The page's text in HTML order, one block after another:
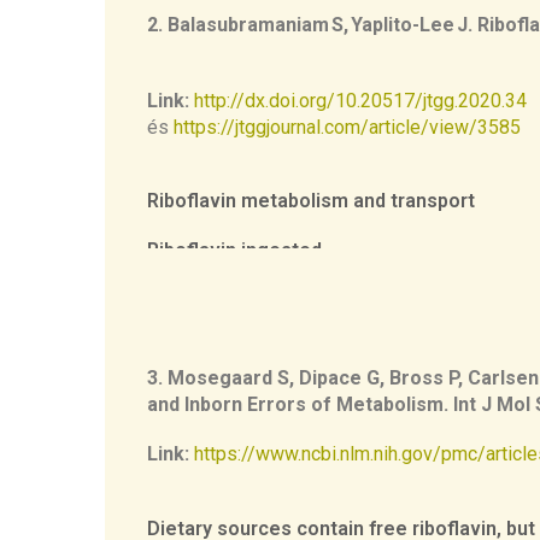
and distributed throughout the body as
2. BalasubramaniamS,Yaplito-Lee J.
Link: http://dx.doi.org/10.20517/jtgg.2020.34
és https://jtggjournal.com/article/view/3585
Riboflavin metabolism and transport
Riboflavin ingested
FMN, which must be released from the
The latter occurs through dietary protein
free riboflavin is transported into the
(previously hRFT2, encoded by
mg riboflavin per meal[8], following which
3. Mosegaard S, Dipace G, Bross P, Carlsen
and
Inborn Errors of Metabolism. Int J Mol
Link: https://www.ncbi.nlm.nih.gov/pmc/
Dietary sources contain free riboflavin, but